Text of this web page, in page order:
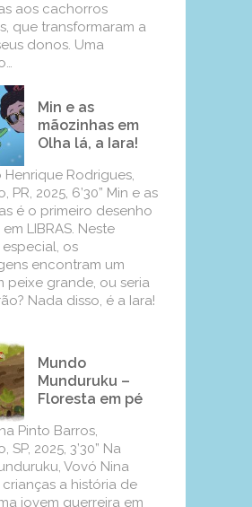
aos cachorros
que transformaram a
donos. Uma
Min e as
mãozinhas em
Olha lá, a Iara!
Henrique Rodrigues,
PR, 2025, 6’30” Min e as
é o primeiro desenho
LIBRAS. Neste
os
encontram um
peixe grande, ou seria
Nada disso, é a Iara!
Mundo
Munduruku –
Floresta em pé
Pinto Barros,
SP, 2025, 3’30” Na
Vovó Nina
a história de
jovem guerreira em